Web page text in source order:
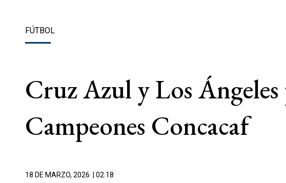
FÚTBOL
Cruz Azul y Los
Campeones Concacaf
18 DE MARZO, 2026 | 02.18